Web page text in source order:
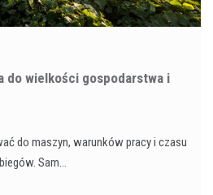
do wielkości gospodarstwa i
do maszyn, warunków pracy i czasu
Sam…